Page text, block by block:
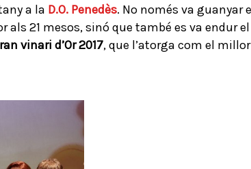
a la D.O. Penedès. No només va guanyar
als 21 mesos, sinó que també es va endur el
vinari d’Or 2017, que l’atorga com el